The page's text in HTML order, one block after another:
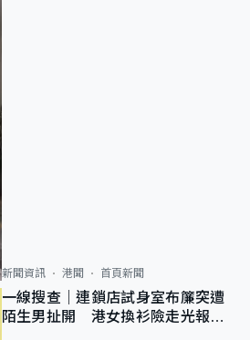
新聞資訊 港聞 首頁新聞
一線搜查｜連鎖店試身室布簾突遭
陌生男扯開 港女換衫險走光報